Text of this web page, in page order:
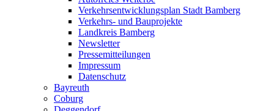
Verkehrsentwicklungsplan Stadt Bamberg
Verkehrs- und Bauprojekte
Landkreis Bamberg
Newsletter
Pressemitteilungen
Impressum
Datenschutz
Bayreuth
Coburg